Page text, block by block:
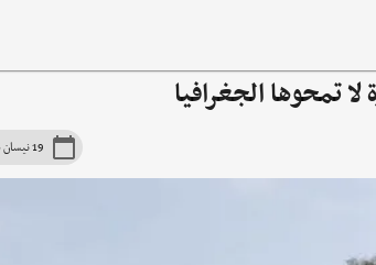
تمحوها الجغرافيا
19 نيسان 2026